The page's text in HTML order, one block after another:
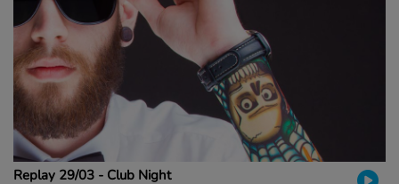
Replay 29/03 - Club Night